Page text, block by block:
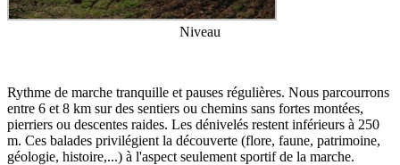
Niveau
Rythme de marche tranquille et pauses régulières. Nous parcourrons
entre 6 et 8 km sur des sentiers ou chemins sans fortes montées,
pierriers ou descentes raides. Les dénivelés restent inférieurs à 250
m. Ces balades privilégient la découverte (flore, faune, patrimoine,
géologie, histoire,...) à l'aspect seulement sportif de la marche.